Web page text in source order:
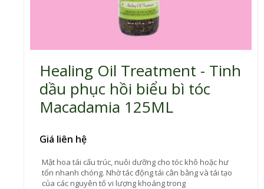
Healing Oil Treatment - Tinh
dầu phục hồi biểu bì tóc
Macadamia 125ML
Giá liên hệ
Mật hoa tái cấu trúc, nuôi dưỡng cho tóc khô hoặc hư
tổn nhanh chóng. Nhờ tác động tái cân bằng và tái tạo
của các nguyên tố vi lượng khoáng trong